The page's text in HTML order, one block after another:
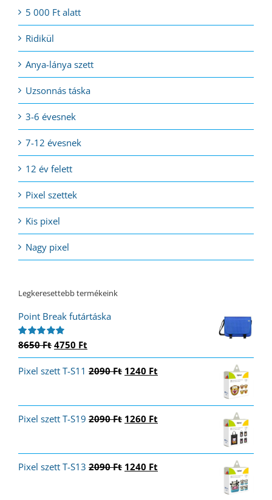
5 000 Ft alatt
Ridikül
Anya-lánya szett
Uzsonnás táska
3-6 évesnek
7-12 évesnek
12 év felett
Pixel szettek
Kis pixel
Nagy pixel
Legkeresettebb termékeink
Point Break futártáska
Értékelés:
8650Ft Original
price
was:
4750 Ft
price
is:
Pixel szett T-S11 2090Ft Original
1240 Ft
Pixel szett T-S19 2090Ft Original
1260 Ft
Pixel szett T-S13 2090Ft Original
1240 Ft